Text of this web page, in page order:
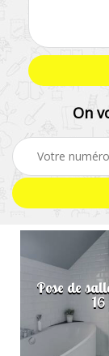
On
Pose de
16